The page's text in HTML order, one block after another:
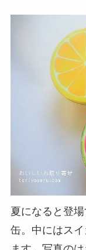
夏になると登
缶。中にはス